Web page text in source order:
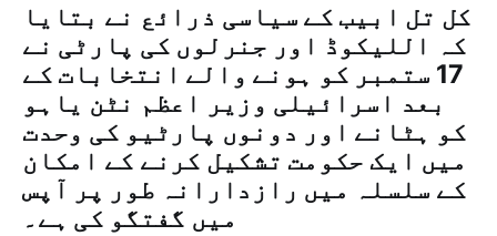
کل تل ابیب کے سیاسی ذرائع نے بتایا
کہ اللیکوڈ اور جنرلوں کی پارٹی نے
17 ستمبر کو ہونے والے انتخابات کے
بعد اسرائیلی وزیر اعظم نٹن یاہو
کو ہٹانے اور دونوں پارٹیو کی وحدت
میں ایک حکومت تشکیل کرنے کے امکان
کے سلسلہ میں رازدارانہ طور پر آپس
میں گفتگو کی ہے۔